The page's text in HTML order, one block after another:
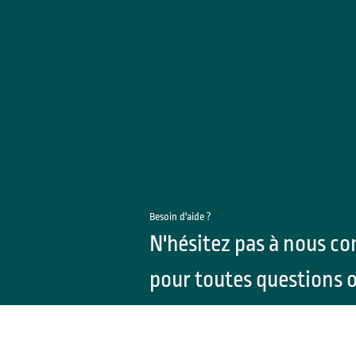
Besoin d'aide ?
N'hésitez pas à nous
pour toutes questions